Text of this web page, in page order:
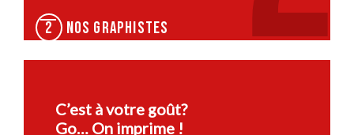
2 Nos graphistes
C’est à votre goût?
Go… On imprime !